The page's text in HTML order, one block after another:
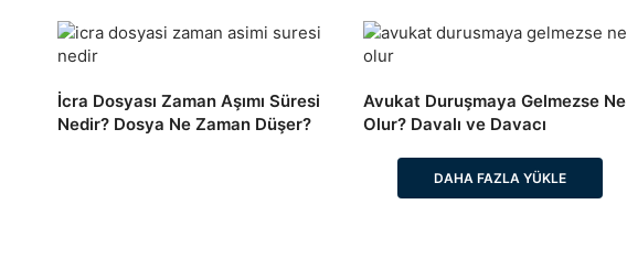
İcra Dosyası Zaman Aşımı Süresi
Nedir? Dosya Ne Zaman Düşer?
Avukat Duruşmaya Gelmezse Ne
Olur? Davalı ve Davacı
DAHA FAZLA YÜKLE